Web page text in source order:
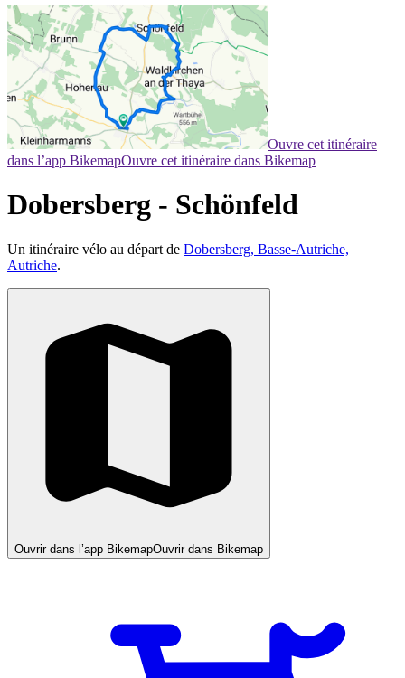
Ouvre cet itinéraire
dans l’app BikemapOuvre cet itinéraire dans Bikemap
Dobersberg - Schönfeld
Un itinéraire vélo au départ de Dobersberg, Basse-Autriche,
Autriche.
Ouvrir dans l’app BikemapOuvrir dans Bikemap